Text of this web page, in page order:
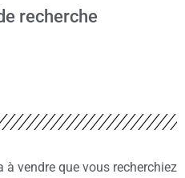
recherche
à vendre que vous recherchiez